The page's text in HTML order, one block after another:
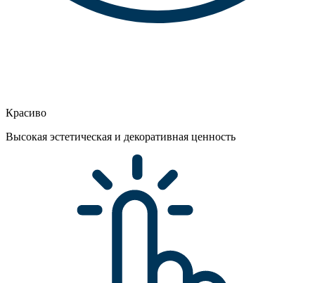
Красиво
Высокая эстетическая и декоративная ценность